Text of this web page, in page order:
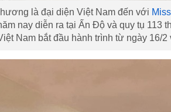
là đại diện Việt Nam đến với
nay diễn ra tại Ấn Độ và quy tụ 113
Nam bắt đầu hành trình từ ngày 16/